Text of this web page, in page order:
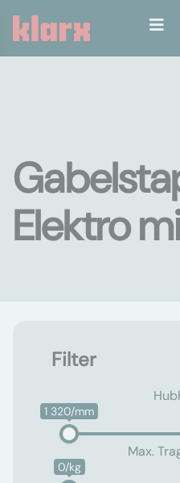
Elektro
Filter
1 320/mm
Max.
0/kg